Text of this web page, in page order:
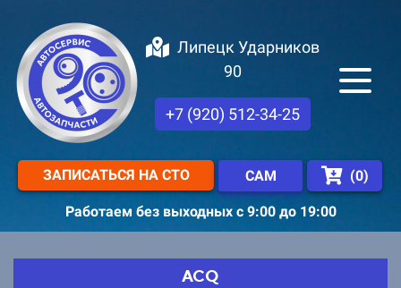
Липецк Ударников
90
+7 (920) 512-34-25
ЗАПИСАТЬСЯ НА СТО САМ (0)
Работаем без выходных с 9:00 до 19:00
ACQ